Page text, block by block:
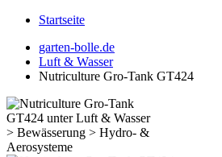
Startseite
garten-bolle.de
Luft & Wasser
Nutriculture Gro-Tank GT424